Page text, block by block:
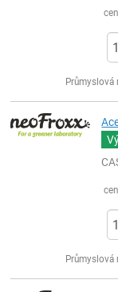
Průmyslová
Průmyslová